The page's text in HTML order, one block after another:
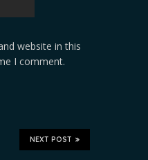
website in this
I comment.
NEXT POST